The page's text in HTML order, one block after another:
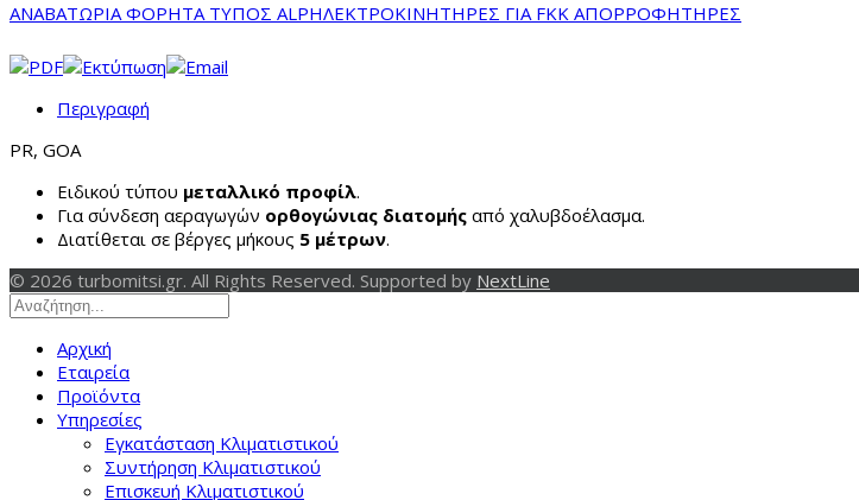
ΑΝΑΒΑΤΩΡΙΑ ΦΟΡΗΤΑ ΤΥΠΟΣ ALPΗΛΕΚΤΡΟΚΙΝΗΤΗΡΕΣ ΓΙΑ FKK ΑΠΟΡΡΟΦΗΤΗΡΕΣ
Περιγραφή
PR, GOA
Ειδικού τύπου μεταλλικό προφίλ.
Για σύνδεση αεραγωγών ορθογώνιας διατομής από χαλυβδοέλασμα.
Διατίθεται σε βέργες μήκους 5 μέτρων.
© 2026 turbomitsi.gr. All Rights Reserved. Supported by NextLine
Αρχική
Εταιρεία
Προϊόντα
Υπηρεσίες
Εγκατάσταση Κλιματιστικού
Συντήρηση Κλιματιστικού
Επισκευή Κλιματιστικού